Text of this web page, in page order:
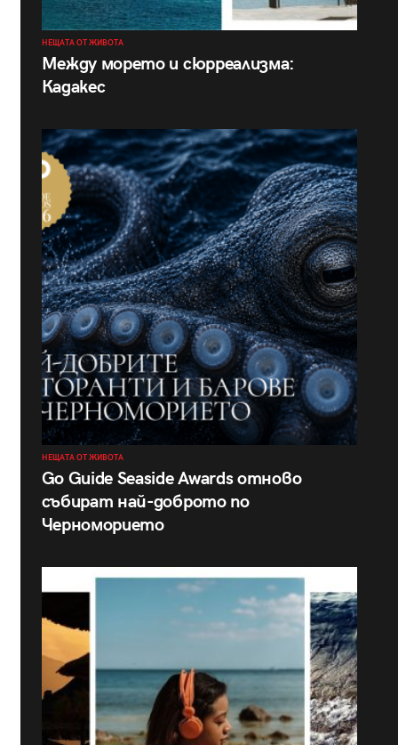
НЕЩАТА ОТ ЖИВОТА
Между морето и сюрреализма:
Кадакес
НЕЩАТА ОТ ЖИВОТА
Go Guide Seaside Awards отново
събират най-доброто по
Черноморието